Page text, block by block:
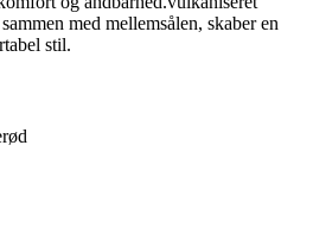
med mellemsålen, skaber en
stil.